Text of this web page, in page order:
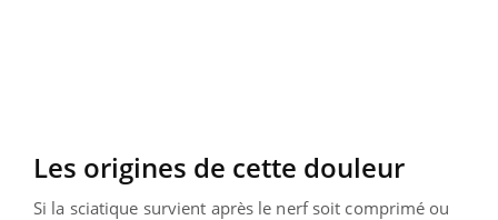
Les origines de cette douleur
Si la sciatique survient après le nerf soit comprimé ou